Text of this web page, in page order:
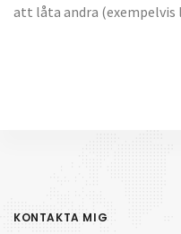
att låta andra (exempelvis
KONTAKTA MIG